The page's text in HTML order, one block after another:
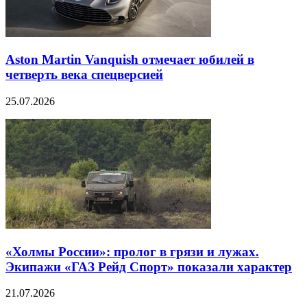
Aston Martin Vanquish отмечает юбилей в
четверть века спецверсией
25.07.2026
«Холмы России»: пролог в грязи и лужах.
Экипажи «ГАЗ Рейд Спорт» показали характер
21.07.2026